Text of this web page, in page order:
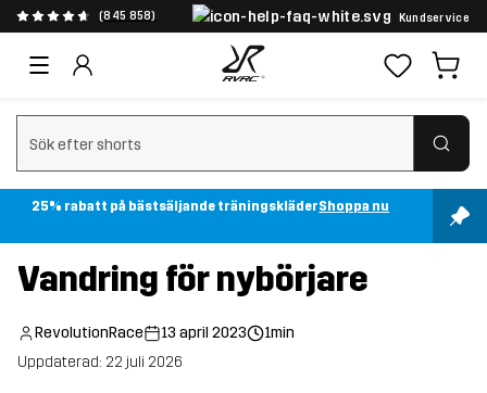
(845 858) Kundservice
Rensa sök
25% rabatt på bästsäljande träningskläderShoppa nu
Vandring för nybörjare
RevolutionRace 13 april 2023
1min
Uppdaterad: 22 juli 2026